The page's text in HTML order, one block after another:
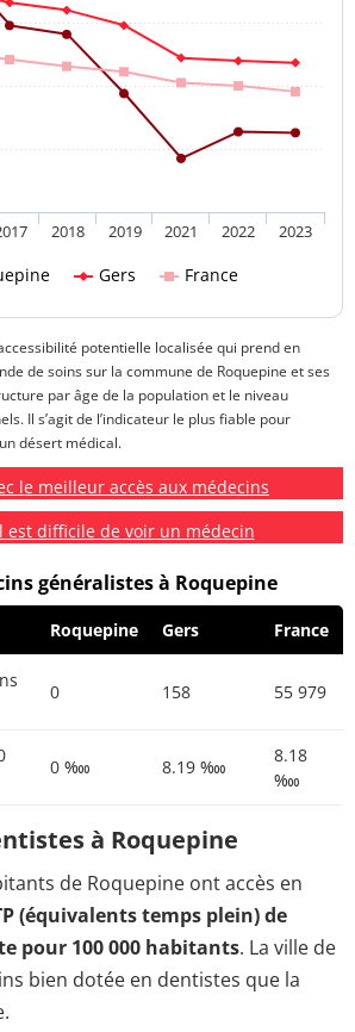
Gers France
2018 2019 2021 2022 2023
potentielle localisée qui prend en
de soins sur la commune de Roquepine et ses
par âge de la population et le niveau
Il s’agit de l’indicateur le plus fiable pour
désert médical.
le meilleur accès aux médecins
est difficile de voir un médecin
généralistes à Roquepine
Roquepine Gers France
0 158 55 979
0 ‱ 8.19 ‱
8.18
‱
à Roquepine
de Roquepine ont accès en
(équivalents temps plein) de
pour 100 000 habitants. La ville de
bien dotée en dentistes que la